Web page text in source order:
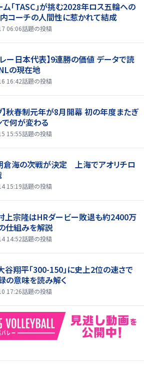
「TASC」が挑む2028年ロス五輪への
内コーチの人間性に惹かれて結成
06:06話題の投稿
ー日本代表】9連勝の価値 データで読
の現在地
16:42話題の投稿
】秋春制元年が8月開幕 初の年度またぎ
で何が変わる
15:55話題の投稿
朝倉海の次戦が決定 上海でアオリチロ
15:19話題の投稿
村上宗隆はHRダービー敗退も約2400万
仕組みを解説
14:52話題の投稿
谷翔平「300-150」に史上2位の速さで
の意味を読み解く
17:26話題の投稿